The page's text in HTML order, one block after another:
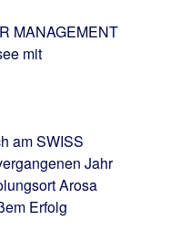
MANAGEMENT
mit
am SWISS
Jahr
Arosa
Erfolg